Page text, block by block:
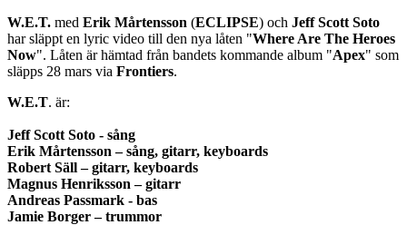
W.E.T. med Erik Mårtensson (ECLIPSE) och Jeff Scott Soto
har släppt en lyric video till den nya låten "Where Are The Heroes
Now". Låten är hämtad från bandets kommande album "Apex" som
släpps 28 mars via Frontiers.
W.E.T. är:
Jeff Scott Soto - sång
Erik Mårtensson – sång, gitarr, keyboards
Robert Säll – gitarr, keyboards
Magnus Henriksson – gitarr
Andreas Passmark - bas
Jamie Borger – trummor